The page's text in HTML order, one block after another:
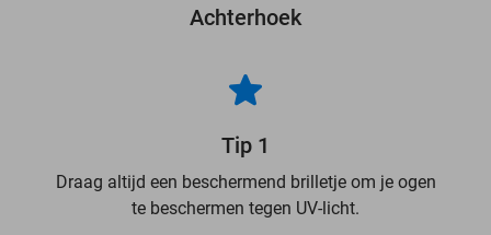
Achterhoek
Tip 1
Draag altijd een beschermend brilletje om je ogen
te beschermen tegen UV-licht.